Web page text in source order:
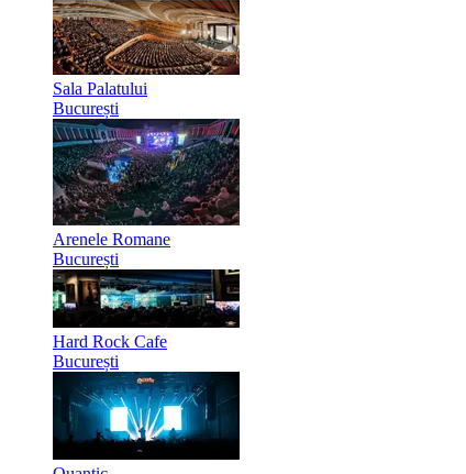
Sala Palatului
București
Arenele Romane
București
Hard Rock Cafe
București